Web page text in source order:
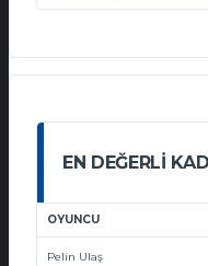
EN DEĞERLI
OYUNCU
Pelin Ulaş